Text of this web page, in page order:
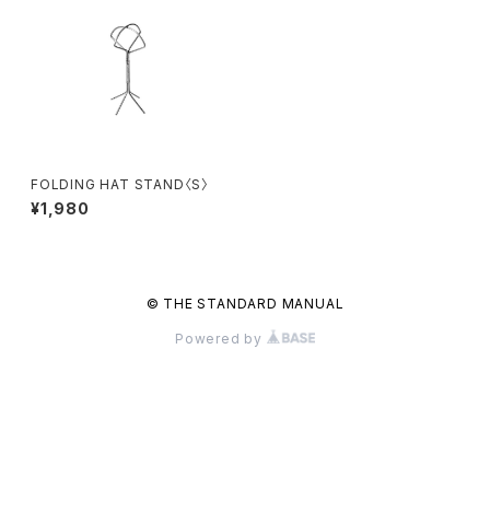
FOLDING HAT STAND〈S〉
¥1,980
© THE STANDARD MANUAL
Powered by